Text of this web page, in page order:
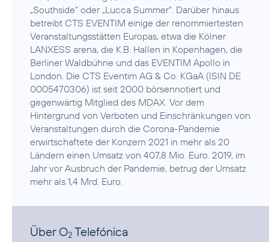
„Southside“ oder „Lucca Summer“. Darüber hinaus
betreibt CTS EVENTIM einige der renommiertesten
Veranstaltungsstätten Europas, etwa die Kölner
LANXESS arena, die K.B. Hallen in Kopenhagen, die
Berliner Waldbühne und das EVENTIM Apollo in
London. Die CTS Eventim AG & Co. KGaA (ISIN DE
0005470306) ist seit 2000 börsennotiert und
gegenwärtig Mitglied des MDAX. Vor dem
Hintergrund von Verboten und Einschränkungen von
Veranstaltungen durch die Corona-Pandemie
erwirtschaftete der Konzern 2021 in mehr als 20
Ländern einen Umsatz von 407,8 Mio. Euro. 2019, im
Jahr vor Ausbruch der Pandemie, betrug der Umsatz
mehr als 1,4 Mrd. Euro.
Über O2 Telefónica